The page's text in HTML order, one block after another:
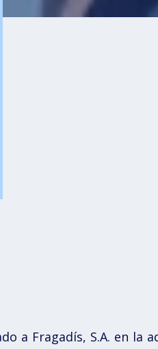
a Fragadís, S.A. en la